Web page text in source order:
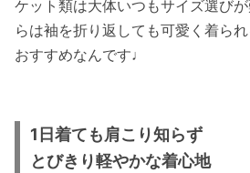
ケット類は大体いつもサイズ選び
らは袖を折り返しても可愛く着ら
おすすめなんです♩
1日着ても肩こり知らず
とびきり軽やかな着心地